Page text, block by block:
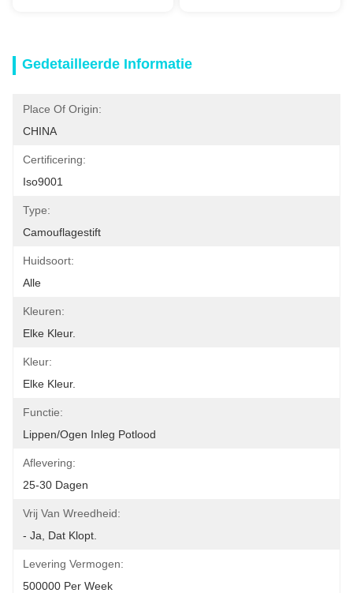
Gedetailleerde Informatie
Place Of Origin:
CHINA
Certificering:
Iso9001
Type:
Camouflagestift
Huidsoort:
Alle
Kleuren:
Elke Kleur.
Kleur:
Elke Kleur.
Functie:
Lippen/ogen Inleg Potlood
Aflevering:
25-30 Dagen
Vrij Van Wreedheid:
- Ja, Dat Klopt.
Levering Vermogen:
500000 Per Week